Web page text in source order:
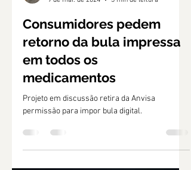
9 de mai. de 2024
3 min de leitura
Consumidores pedem
retorno da bula impressa
em todos os
medicamentos
permissão para impor bula digital.